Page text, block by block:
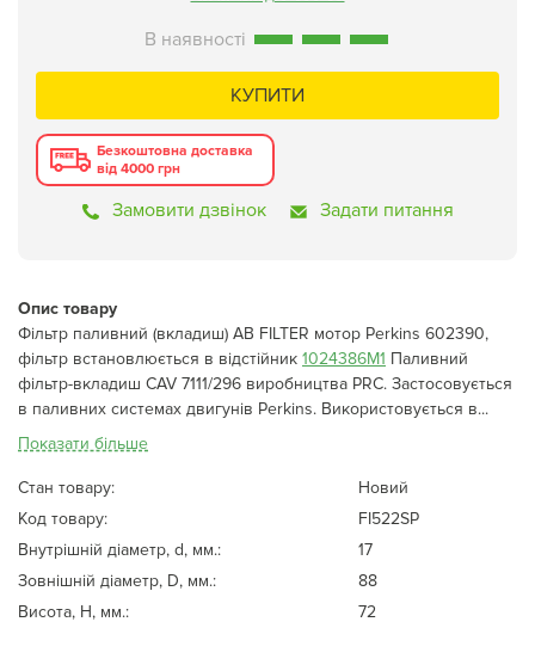
КУПИТИ
Безкоштовна доставка
від 4000 грн
Замовити дзвінок Задати питання
Опис товару
Фільтр паливний (вкладиш) AB FILTER мотор Perkins 602390,
фільтр встановлюється в відстійник 1024386M1 Паливний
фільтр-вкладиш CAV 7111/296 виробництва PRC. Застосовується
в паливних системах двигунів Perkins. Використовується в...
Показати більше
Стан товару:
Новий
Код товару:
FI522SP
Внутрішній діаметр, d, мм.:
17
Зовнішній діаметр, D, мм.:
88
Висота, Н, мм.:
72